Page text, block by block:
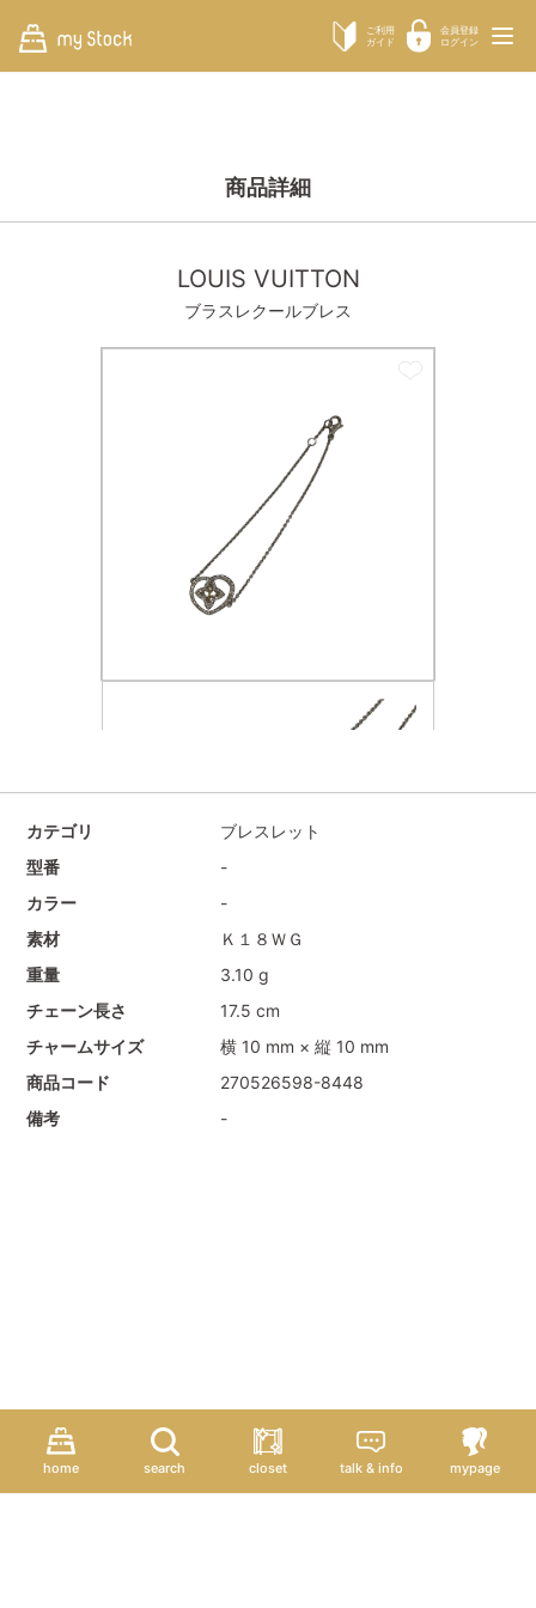
ご利用
ガイド
会員登録
ログイン
商品詳細
LOUIS VUITTON
ブラスレクールブレス
カテゴリ
ブレスレット
型番
-
カラー
-
素材
Ｋ１８ＷＧ
重量
3.10 g
チェーン長さ
17.5 cm
チャームサイズ
横 10 mm × 縦 10 mm
商品コード
270526598-8448
備考
-
home search closet talk & info mypage